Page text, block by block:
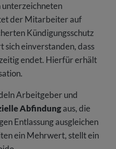
unterzeichneten
der Mitarbeiter auf
Kündigungsschutz
sich einverstanden, dass
endet. Hierfür erhält
Arbeitgeber und
Abfindungaus, die
Entlassung ausgleichen
ein Mehrwert, stellt ein